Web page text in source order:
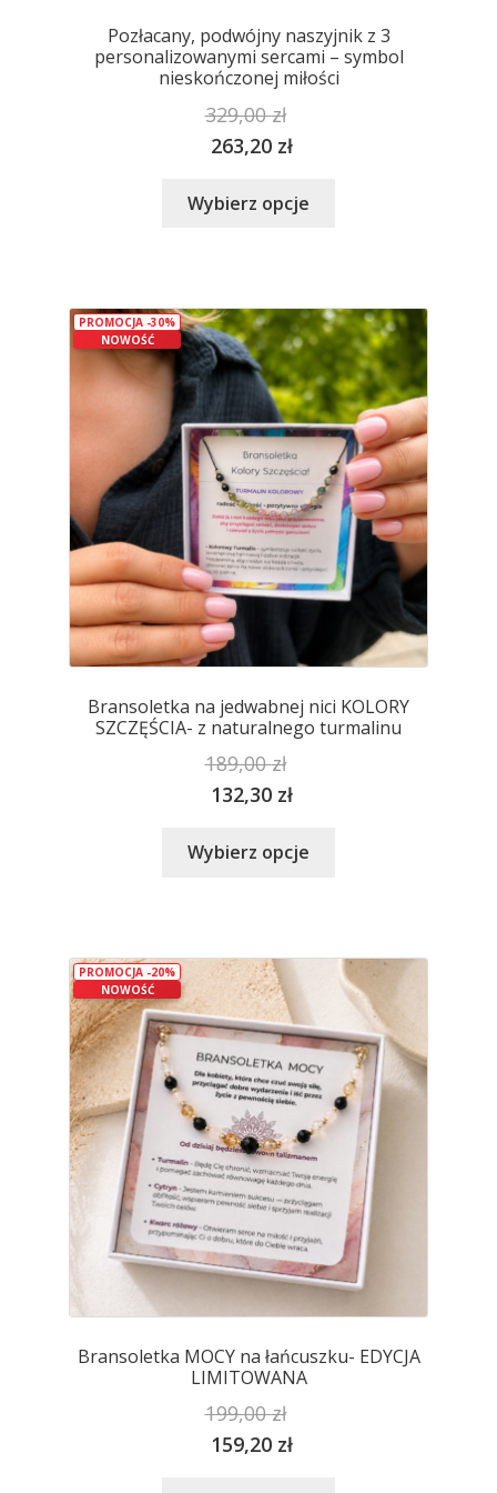
Pozłacany, podwójny naszyjnik z 3
personalizowanymi sercami – symbol
nieskończonej miłości
329,00zł
263,20 zł
Wybierz opcje
wariantów.
Opcje
można
wybrać
na
stronie
produktu
NOWOŚĆ
PROMOCJA -30%
Bransoletka na jedwabnej nici KOLORY
SZCZĘŚCIA- z naturalnego turmalinu
189,00zł
132,30 zł
Wybierz opcje
wariantów.
Opcje
można
wybrać
na
stronie
produktu
NOWOŚĆ
PROMOCJA -20%
Bransoletka MOCY na łańcuszku- EDYCJA
LIMITOWANA
199,00zł
159,20 zł